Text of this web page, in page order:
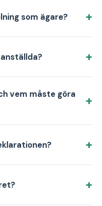
som ägare?
vem måste göra